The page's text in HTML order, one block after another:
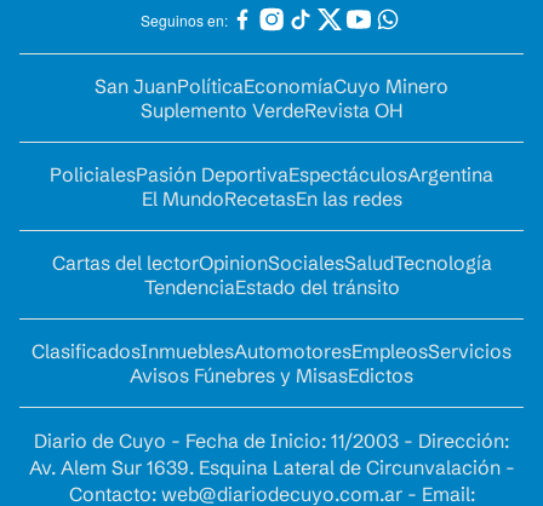
Seguinos en:
San JuanPolíticaEconomíaCuyo Minero
Suplemento VerdeRevista OH
PolicialesPasión DeportivaEspectáculosArgentina
El MundoRecetasEn las redes
Cartas del lectorOpinionSocialesSaludTecnología
TendenciaEstado del tránsito
ClasificadosInmueblesAutomotoresEmpleosServicios
Avisos Fúnebres y MisasEdictos
Diario de Cuyo - Fecha de Inicio: 11/2003 - Dirección:
Av. Alem Sur 1639. Esquina Lateral de Circunvalación -
Contacto: web@diariodecuyo.com.ar- Email: